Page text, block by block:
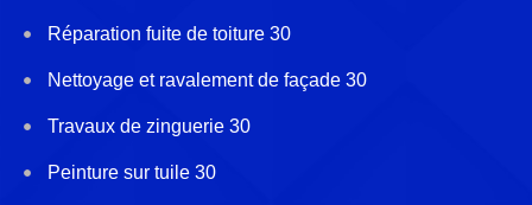
Réparation fuite de toiture 30
Nettoyage et ravalement de façade 30
Travaux de zinguerie 30
Peinture sur tuile 30